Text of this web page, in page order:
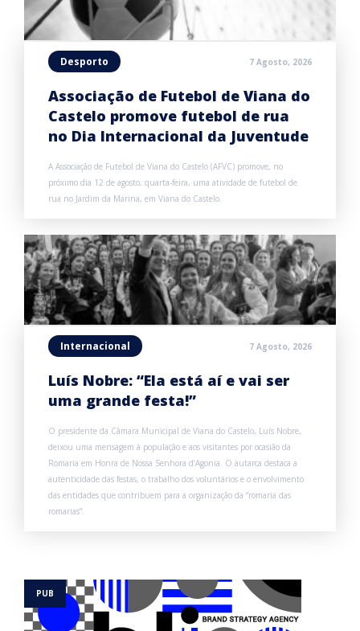
Desporto 7 Agosto, 2026
Associação de Futebol de Viana do
Castelo promove futebol de rua
no Dia Internacional da Juventude
A Associação de Futebol de Viana do Castelo (AFVC) promove, no
próximo dia 12 de agosto, quarta-feira, uma atividade de futebol de
rua no Jardim da Marina, em Viana do Castelo.
Internacional 7 Agosto, 2026
Luís Nobre: “Ela está aí e vai ser
uma grande festa!”
O presidente da Câmara Municipal de Viana do Castelo, Luís Nobre,
deixou uma mensagem à população e aos visitantes por ocasião da
Romaria em Honra de Nossa Senhora d’Agonia. O autarca destaca a
autenticidade das festas, o trabalho dos voluntários e o envolvimento
das entidades que contribuem para a organização da “romaria das
romarias”.